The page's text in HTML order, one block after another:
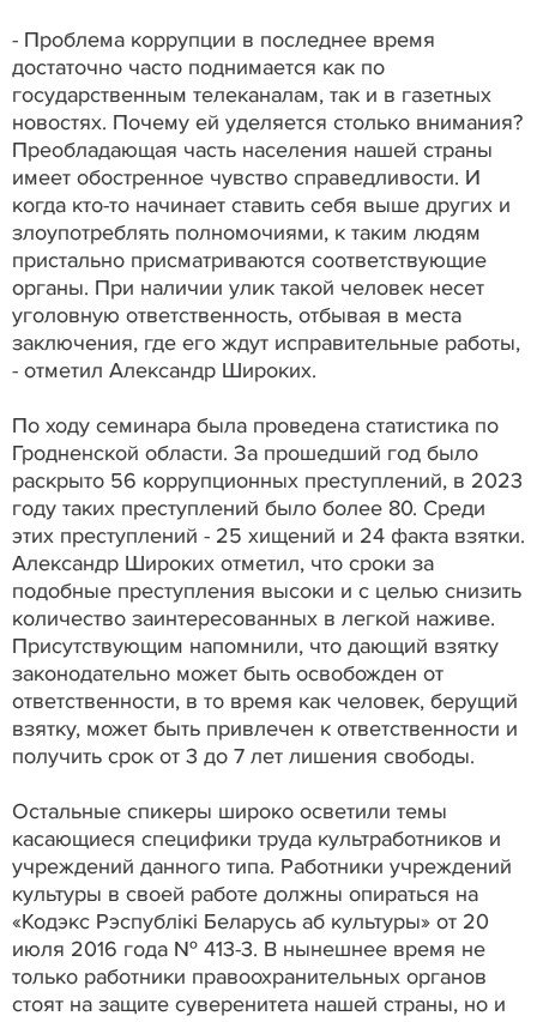
- Проблема коррупции в последнее время
достаточно часто поднимается как по
государственным телеканалам, так и в газетных
новостях. Почему ей уделяется столько внимания?
Преобладающая часть населения нашей страны
имеет обостренное чувство справедливости. И
когда кто-то начинает ставить себя выше других и
злоупотреблять полномочиями, к таким людям
пристально присматриваются соответствующие
органы. При наличии улик такой человек несет
уголовную ответственность, отбывая в места
заключения, где его ждут исправительные работы,
- отметил Александр Широких.
По ходу семинара была проведена статистика по
Гродненской области. За прошедший год было
раскрыто 56 коррупционных преступлений, в 2023
году таких преступлений было более 80. Среди
этих преступлений - 25 хищений и 24 факта взятки.
Александр Широких отметил, что сроки за
подобные преступления высоки и с целью снизить
количество заинтересованных в легкой наживе.
Присутствующим напомнили, что дающий взятку
законодательно может быть освобожден от
ответственности, в то время как человек, берущий
взятку, может быть привлечен к ответственности и
получить срок от 3 до 7 лет лишения свободы.
Остальные спикеры широко осветили темы
касающиеся специфики труда культработников и
учреждений данного типа. Работники учреждений
культуры в своей работе должны опираться на
«Кодэкс Рэспублікі Беларусь аб культуры» от 20
июля 2016 года № 413-3. В нынешнее время не
только работники правоохранительных органов
стоят на защите суверенитета нашей страны, но и